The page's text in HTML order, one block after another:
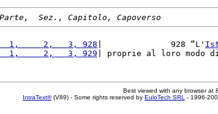
Parte,  Sez., Capitolo, Capoverso
  1,     2,   3, 928
|              928 “L'
  1,     2,   3, 929
| proprie al loro modo
Best viewed with any browser at
IntraText®(V89) - Some rights reserved by EuloTech SRL - 1996-